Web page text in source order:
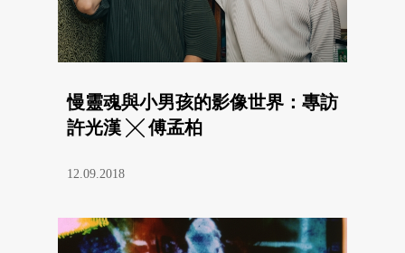
慢靈魂與小男孩的影像世界：專訪
許光漢 ╳ 傅孟柏
12.09.2018